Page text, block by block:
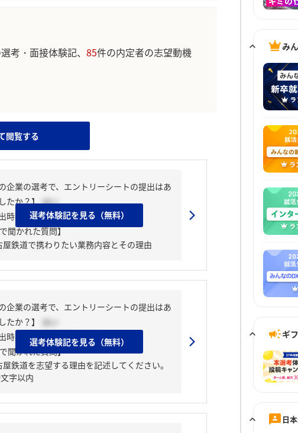
考・面接体験記、 85件の内定者の志望動機
閲覧する
の企業の選考で、エントリーシートの提出はあ
たか？】 はい
時期】 2025年03月上旬
で聞かれた質問】
屋鉄道で携わりたい業務内容とその理由
選考体験記を見る（無料）
の企業の選考で、エントリーシートの提出はあ
たか？】
はい
時期】 2025年03月上旬
で聞かれた質問】
屋鉄道を志望する理由を記述してください。
字以内
選考体験記を見る（無料）
み
ギ
日